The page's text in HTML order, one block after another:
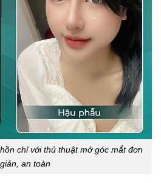
chỉ với thủ thuật mở góc mắt đơn
giản, an toàn